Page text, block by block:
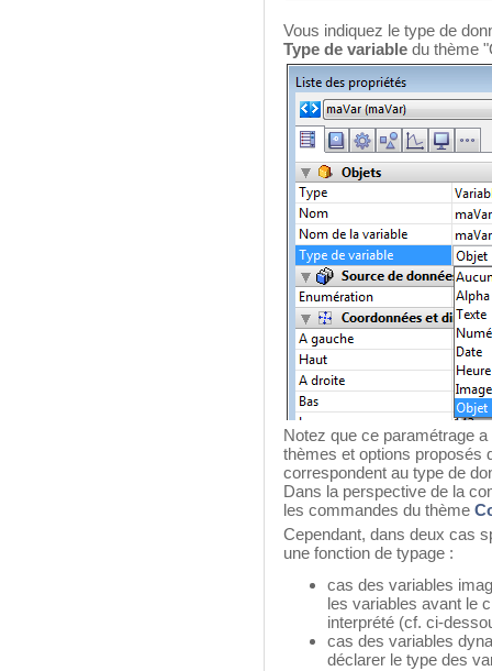
Vous indiquez le type de
Type de variable du thème
Notez que ce paramétrage
thèmes et options proposés
correspondent au type de
Dans la perspective de la
les commandes du thème
Cependant, dans deux cas
une fonction de typage :
cas des variables
les variables avant le
interprété (cf. ci-
cas des variables
déclarer le type des